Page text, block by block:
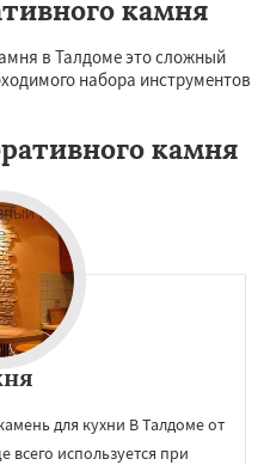
камня
в Талдоме это сложный
набора инструментов
камня
для кухни В Талдоме от
используется при